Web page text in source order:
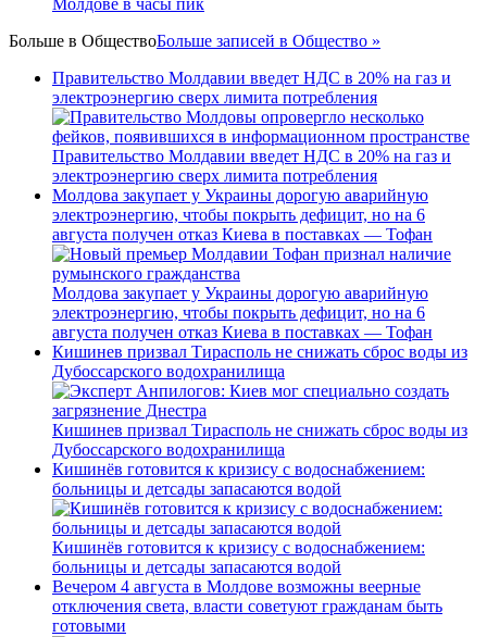
Молдове в часы пик
Больше в ОбществоБольше записей в Общество »
Правительство Молдавии введет НДС в 20% на газ и
электроэнергию сверх лимита потребления
Правительство Молдавии введет НДС в 20% на газ и
электроэнергию сверх лимита потребления
Молдова закупает у Украины дорогую аварийную
электроэнергию, чтобы покрыть дефицит, но на 6
августа получен отказ Киева в поставках — Тофан
Молдова закупает у Украины дорогую аварийную
электроэнергию, чтобы покрыть дефицит, но на 6
августа получен отказ Киева в поставках — Тофан
Кишинев призвал Тирасполь не снижать сброс воды из
Дубоссарского водохранилища
Кишинев призвал Тирасполь не снижать сброс воды из
Дубоссарского водохранилища
Кишинёв готовится к кризису с водоснабжением:
больницы и детсады запасаются водой
Кишинёв готовится к кризису с водоснабжением:
больницы и детсады запасаются водой
Вечером 4 августа в Молдове возможны веерные
отключения света, власти советуют гражданам быть
готовыми